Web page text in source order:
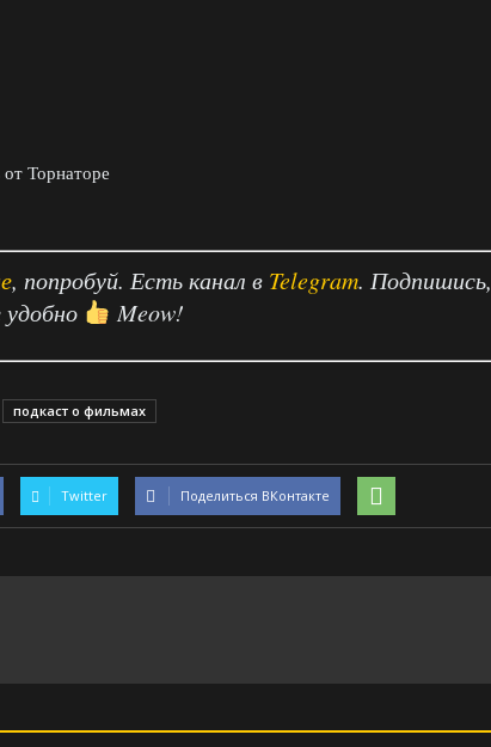
Торнаторе
, попробуй. Есть канал в Telegram. Подпишись,
Meow!
подкаст о фильмах
Twitter Поделиться ВКонтакте